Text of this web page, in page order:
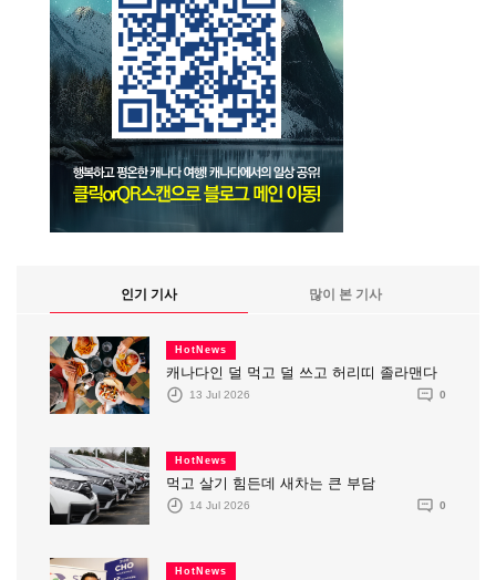
인기 기사 많이 본 기사
HotNews
캐나다인 덜 먹고 덜 쓰고 허리띠 졸라맨다
13 Jul 2026 0
HotNews
먹고 살기 힘든데 새차는 큰 부담
14 Jul 2026 0
HotNews